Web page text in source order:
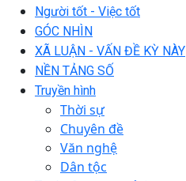
Người tốt - Việc tốt
GÓC NHÌN
XÃ LUẬN - VẤN ĐỀ KỲ NÀY
NỀN TẢNG SỐ
Truyền hình
Thời sự
Chuyên đề
Văn nghệ
Dân tộc